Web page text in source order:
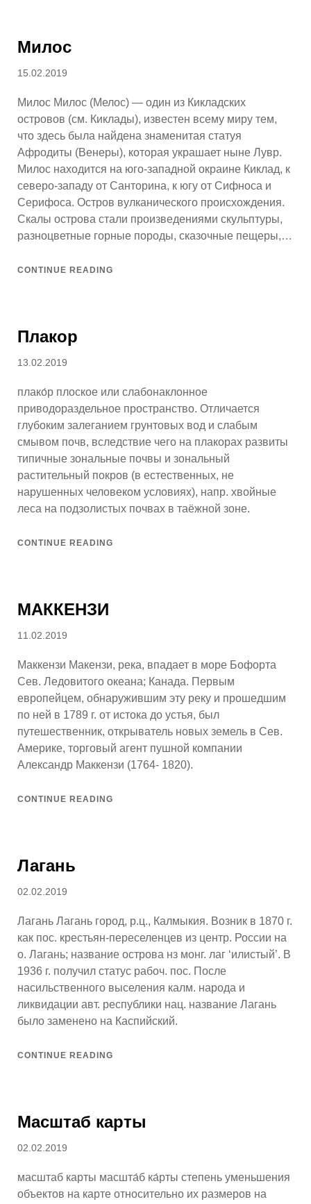
Милос
Posted
15.02.2019
Милос Милос (Мелос) — один из Кикладских
островов (см. Киклады), известен всему миру тем,
что здесь была найдена знаменитая статуя
Афродиты (Венеры), которая украшает ныне Лувр.
Милос находится на юго-западной окраине Киклад, к
северо-западу от Санторина, к югу от Сифноса и
Серифоса. Остров вулканического происхождения.
Скалы острова стали произведениями скульптуры,
разноцветные горные породы, сказочные пещеры,…
CONTINUE READING
Плакор
Posted
13.02.2019
плако́р плоское или слабонаклонное
приводораздельное пространство. Отличается
глубоким залеганием грунтовых вод и слабым
смывом почв, вследствие чего на плакорах развиты
типичные зональные почвы и зональный
растительный покров (в естественных, не
нарушенных человеком условиях), напр. хвойные
леса на подзолистых почвах в таёжной зоне.
CONTINUE READING
МАККЕНЗИ
Posted
11.02.2019
Маккензи Макензи, река, впадает в море Бофорта
Сев. Ледовитого океана; Канада. Первым
европейцем, обнаружившим эту реку и прошедшим
по ней в 1789 г. от истока до устья, был
путешественник, открыватель новых земель в Сев.
Америке, торговый агент пушной компании
Александр Маккензи (1764- 1820).
CONTINUE READING
Лагань
Posted
02.02.2019
Лагань Лагань город, р.ц., Калмыкия. Возник в 1870 г.
как пос. крестьян-переселенцев из центр. России на
о. Лагань; название острова нз монг. лаг ‘илистый’. В
1936 г. получил статус рабоч. пос. После
насильственного выселения калм. народа и
ликвидации авт. республики нац. название Лагань
было заменено на Каспийский.
CONTINUE READING
Масштаб карты
Posted
02.02.2019
масштаб карты масшта́б ка́рты степень уменьшения
объектов на карте относительно их размеров на